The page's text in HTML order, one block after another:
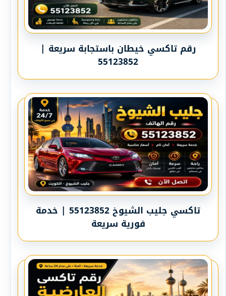
رقم تاكسي خيطان باستجابة سريعة |
55123852
تاكسي جليب الشيوخ 55123852 | خدمة
فورية سريعة